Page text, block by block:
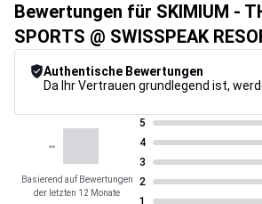
Bewertungen für SKIMIUM -
SPORTS @ SWISSPEAK
Authentische Bewertungen
-
Basierend auf Bewertungen
der letzten 12 Monate
5
4
3
2
1